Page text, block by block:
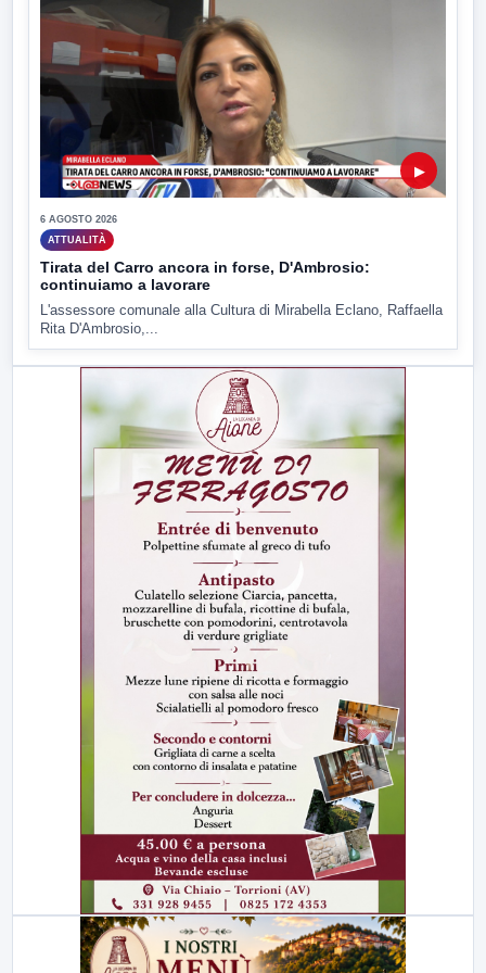
▶
6 AGOSTO 2026
ATTUALITÀ
Tirata del Carro ancora in forse, D'Ambrosio:
continuiamo a lavorare
L'assessore comunale alla Cultura di Mirabella Eclano, Raffaella
Rita D'Ambrosio,...